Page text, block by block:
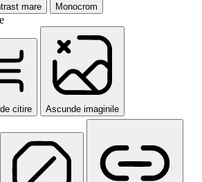
mare Monocrom
citire Ascunde imaginile